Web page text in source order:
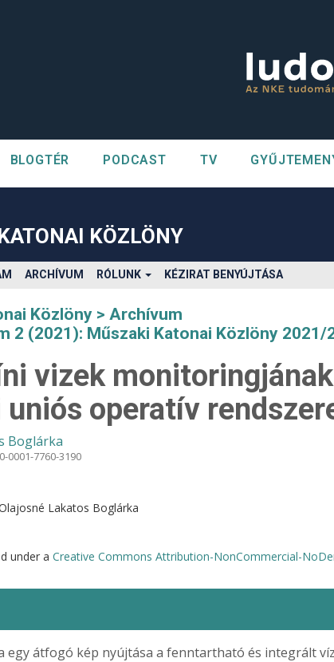
BLOGTÉR PODCAST TV
KÖZLÖNY
ARCHÍVUM RÓLUNK KÉZIRAT BENYÚJTÁSA
Közlöny
Archívum
2 (2021): Műszaki Katonai Közlöny 2021/
vizek
uniós operatív
Boglárka
0001-7760-3190
Lakatos Boglárka
under a Creative Commons Attribution-NonCommercial-
egy átfogó kép nyújtása a fenntartható és integrált